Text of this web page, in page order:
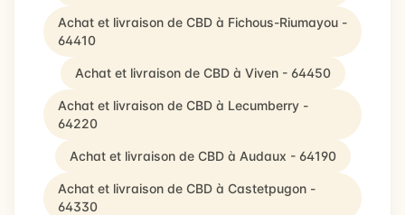
Achat et livraison de CBD à Fichous-Riumayou -
64410
Achat et livraison de CBD à Viven - 64450
Achat et livraison de CBD à Lecumberry -
64220
Achat et livraison de CBD à Audaux - 64190
Achat et livraison de CBD à Castetpugon -
64330